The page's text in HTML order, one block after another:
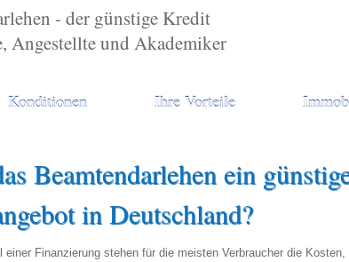
- der günstige Kredit
Angestellte und Akademiker
Konditionen Ihre Vorteile
Beamtendarlehen ein
in Deutschland?
einer Finanzierung stehen für die meisten Verbraucher die